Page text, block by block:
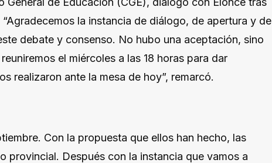
la instancia de diálogo, de apertura y de
debate y consenso. No hubo una aceptación, sino
el miércoles a las 18 horas para dar
realizaron ante la mesa de hoy”, remarcó.
Con la propuesta que ellos han hecho, las
provincial. Después con la instancia que vamos a